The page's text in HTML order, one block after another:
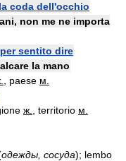
coda dell'occhio
non me ne importa
sentito dire
la mano
, paese м.
ж. , territorio м.
одежды, сосуда); lembo